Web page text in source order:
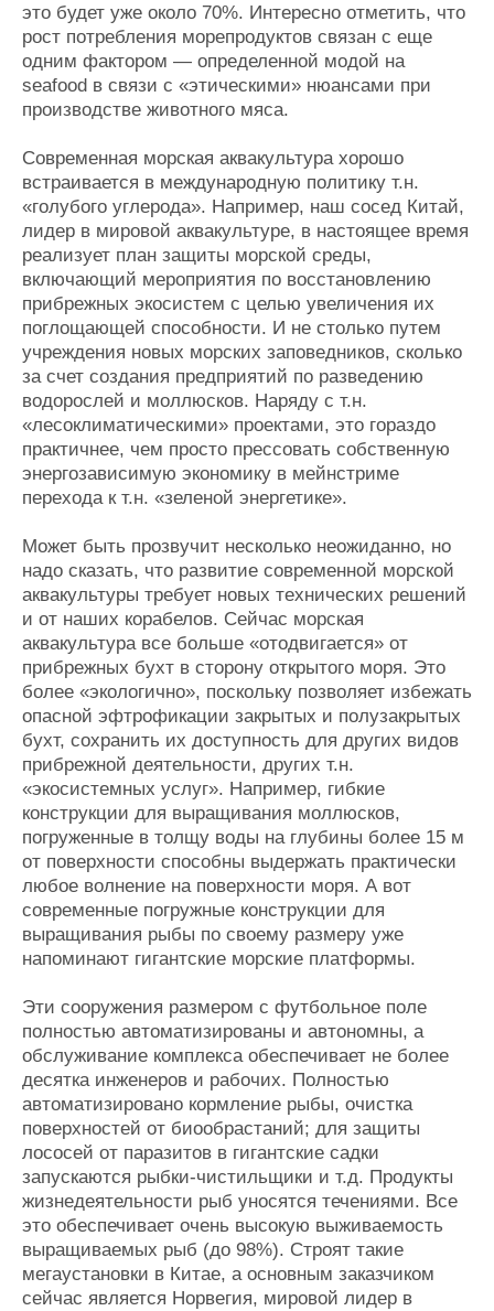
это будет уже около 70%. Интересно отметить, что
рост потребления морепродуктов связан с еще
одним фактором — определенной модой на
seafood в связи с «этическими» нюансами при
производстве животного мяса.
Современная морская аквакультура хорошо
встраивается в международную политику т.н.
«голубого углерода». Например, наш сосед Китай,
лидер в мировой аквакультуре, в настоящее время
реализует план защиты морской среды,
включающий мероприятия по восстановлению
прибрежных экосистем с целью увеличения их
поглощающей способности. И не столько путем
учреждения новых морских заповедников, сколько
за счет создания предприятий по разведению
водорослей и моллюсков. Наряду с т.н.
«лесоклиматическими» проектами, это гораздо
практичнее, чем просто прессовать собственную
энергозависимую экономику в мейнстриме
перехода к т.н. «зеленой энергетике».
Может быть прозвучит несколько неожиданно, но
надо сказать, что развитие современной морской
аквакультуры требует новых технических решений
и от наших корабелов. Сейчас морская
аквакультура все больше «отодвигается» от
прибрежных бухт в сторону открытого моря. Это
более «экологично», поскольку позволяет избежать
опасной эфтрофикации закрытых и полузакрытых
бухт, сохранить их доступность для других видов
прибрежной деятельности, других т.н.
«экосистемных услуг». Например, гибкие
конструкции для выращивания моллюсков,
погруженные в толщу воды на глубины более 15 м
от поверхности способны выдержать практически
любое волнение на поверхности моря. А вот
современные погружные конструкции для
выращивания рыбы по своему размеру уже
напоминают гигантские морские платформы.
Эти сооружения размером с футбольное поле
полностью автоматизированы и автономны, а
обслуживание комплекса обеспечивает не более
десятка инженеров и рабочих. Полностью
автоматизировано кормление рыбы, очистка
поверхностей от биообрастаний; для защиты
лососей от паразитов в гигантские садки
запускаются рыбки-чистильщики и т.д. Продукты
жизнедеятельности рыб уносятся течениями. Все
это обеспечивает очень высокую выживаемость
выращиваемых рыб (до 98%). Строят такие
мегаустановки в Китае, а основным заказчиком
сейчас является Норвегия, мировой лидер в